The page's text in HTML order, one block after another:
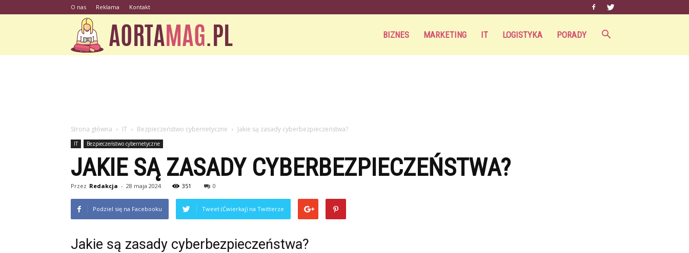
O nas Reklama Kontakt
BIZNES MARKETING IT LOGISTYKA PORADY
Strona główna IT Bezpieczeństwo cybernetyczne Jakie są zasady cyberbezpieczeństwa?
IT Bezpieczeństwo cybernetyczne
JAKIE SĄ ZASADY CYBERBEZPIECZEŃSTWA?
Przez Redakcja - 28 maja 2024 351 0
Podziel się na Facebooku Tweet (Ćwierkaj) na Twitterze
Jakie są zasady cyberbezpieczeństwa?